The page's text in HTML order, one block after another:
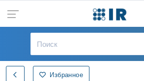
Избранное